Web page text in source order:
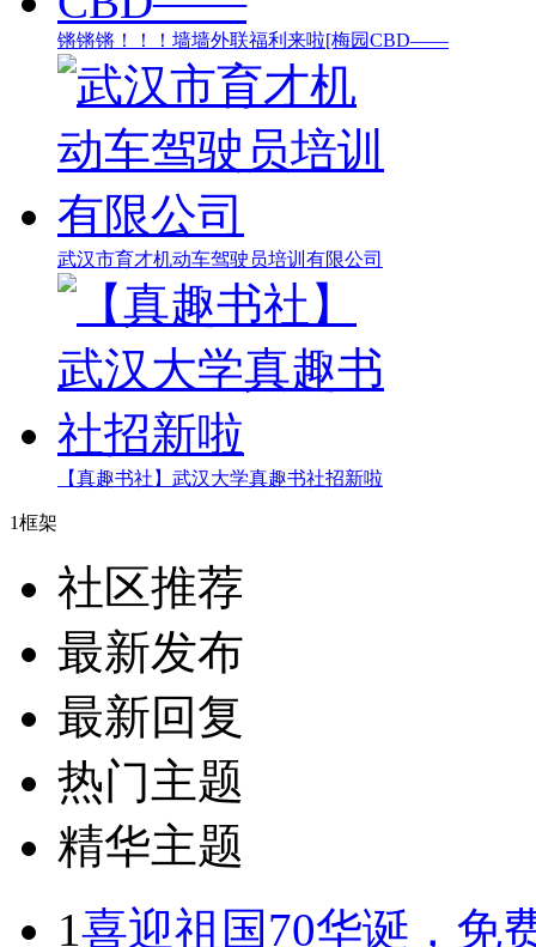
锵锵锵！！！墙墙外联福利来啦[梅园CBD——
武汉市育才机动车驾驶员培训有限公司
【真趣书社】武汉大学真趣书社招新啦
1框架
社区推荐
最新发布
最新回复
热门主题
精华主题
1喜迎祖国70华诞，免